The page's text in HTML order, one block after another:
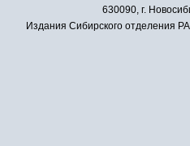
630090, г.
Издания Сибирского отделения